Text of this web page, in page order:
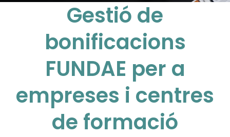
Gestió de
bonificacions
FUNDAE per a
empreses i centres
de formació